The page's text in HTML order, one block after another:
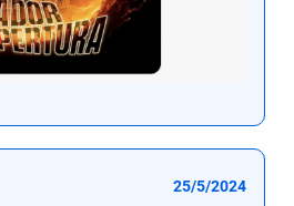
25/5/2024